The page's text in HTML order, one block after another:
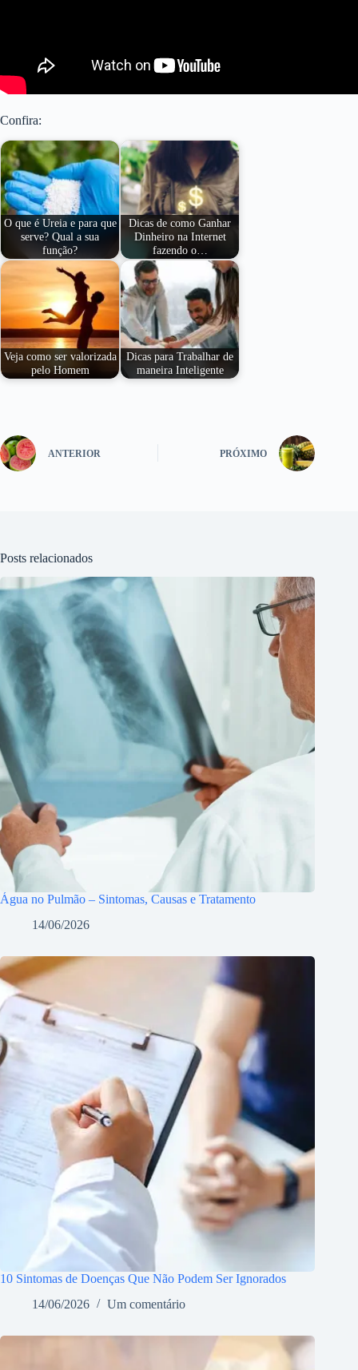
Confira:
O que é Ureia e para que
serve? Qual a sua
função?
Dicas de como Ganhar
Dinheiro na Internet
fazendo o…
Veja como ser valorizada
pelo Homem
Dicas para Trabalhar de
maneira Inteligente
ANTERIOR PRÓXIMO
Posts relacionados
Água no Pulmão – Sintomas, Causas e Tratamento
14/06/2026
10 Sintomas de Doenças Que Não Podem Ser Ignorados
14/06/2026
Um comentário